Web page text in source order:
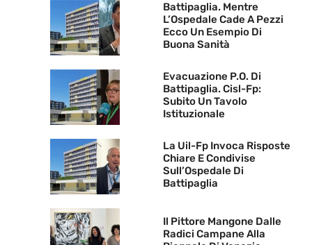
Battipaglia. Mentre
L’Ospedale Cade A Pezzi
Ecco Un Esempio Di
Buona Sanità
Evacuazione P.O. Di
Battipaglia. Cisl-Fp:
Subito Un Tavolo
Istituzionale
La Uil-Fp Invoca Risposte
Chiare E Condivise
Sull’Ospedale Di
Battipaglia
Il Pittore Mangone Dalle
Radici Campane Alla